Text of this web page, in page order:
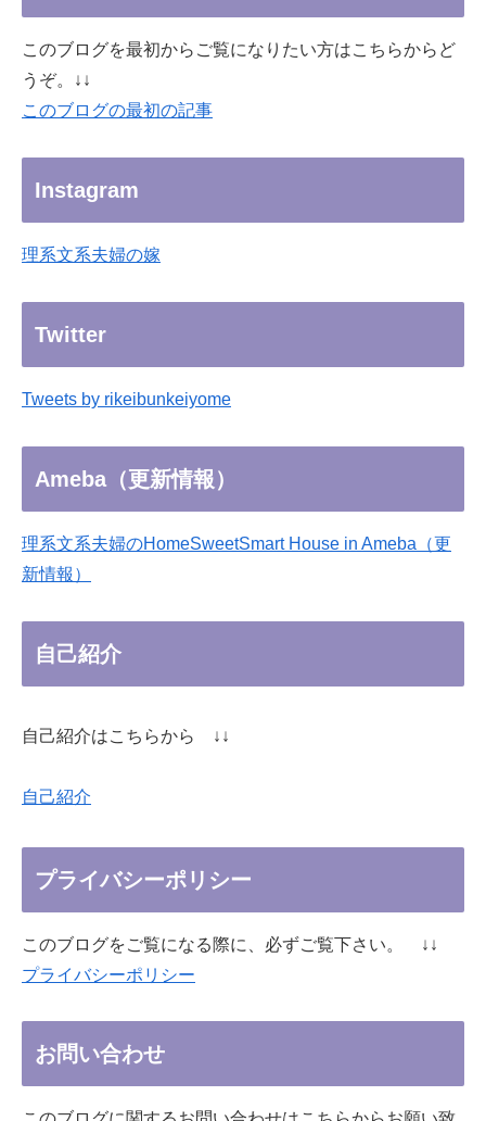
このブログを最初からご覧になりたい方はこちらからど
うぞ。↓↓
このブログの最初の記事
Instagram
理系文系夫婦の嫁
Twitter
Tweets by rikeibunkeiyome
Ameba（更新情報）
理系文系夫婦のHomeSweetSmart House in Ameba（更
新情報）
自己紹介
自己紹介はこちらから ↓↓
自己紹介
プライバシーポリシー
このブログをご覧になる際に、必ずご覧下さい。 ↓↓
プライバシーポリシー
お問い合わせ